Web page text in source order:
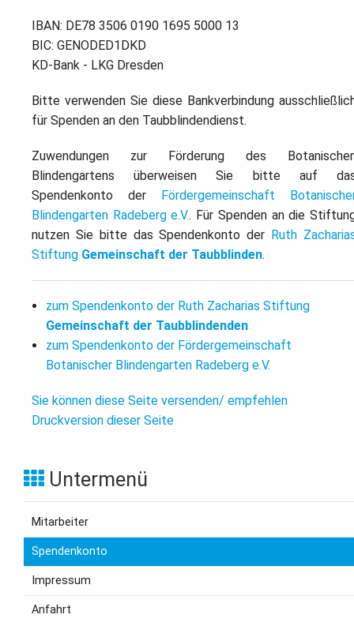
Kontakt
IBAN: DE78 3506 0190 1695 5000 13
BIC: GENODED1DKD
KD-Bank - LKG Dresden
Bitte verwenden Sie diese Bankverbindung
für Spenden an den Taubblindendienst.
Zuwendungen zur Förderung des
Blindengartens überweisen Sie bitte auf
Spendenkonto der
Fördergemeinschaft
Blindengarten Radeberg e.V.. Für Spenden an die
nutzen Sie bitte das Spendenkonto der Ruth
Stiftung Gemeinschaft der Taubblinden.
zum Spendenkonto der Ruth Zacharias Stiftung
Gemeinschaft der Taubblindenden
zum Spendenkonto der Fördergemeinschaft
Botanischer Blindengarten Radeberg e.V.
Sie können diese Seite versenden/ empfehlen
Druckversion dieser Seite
Untermenü
Mitarbeiter
Spendenkonto
Impressum
Anfahrt